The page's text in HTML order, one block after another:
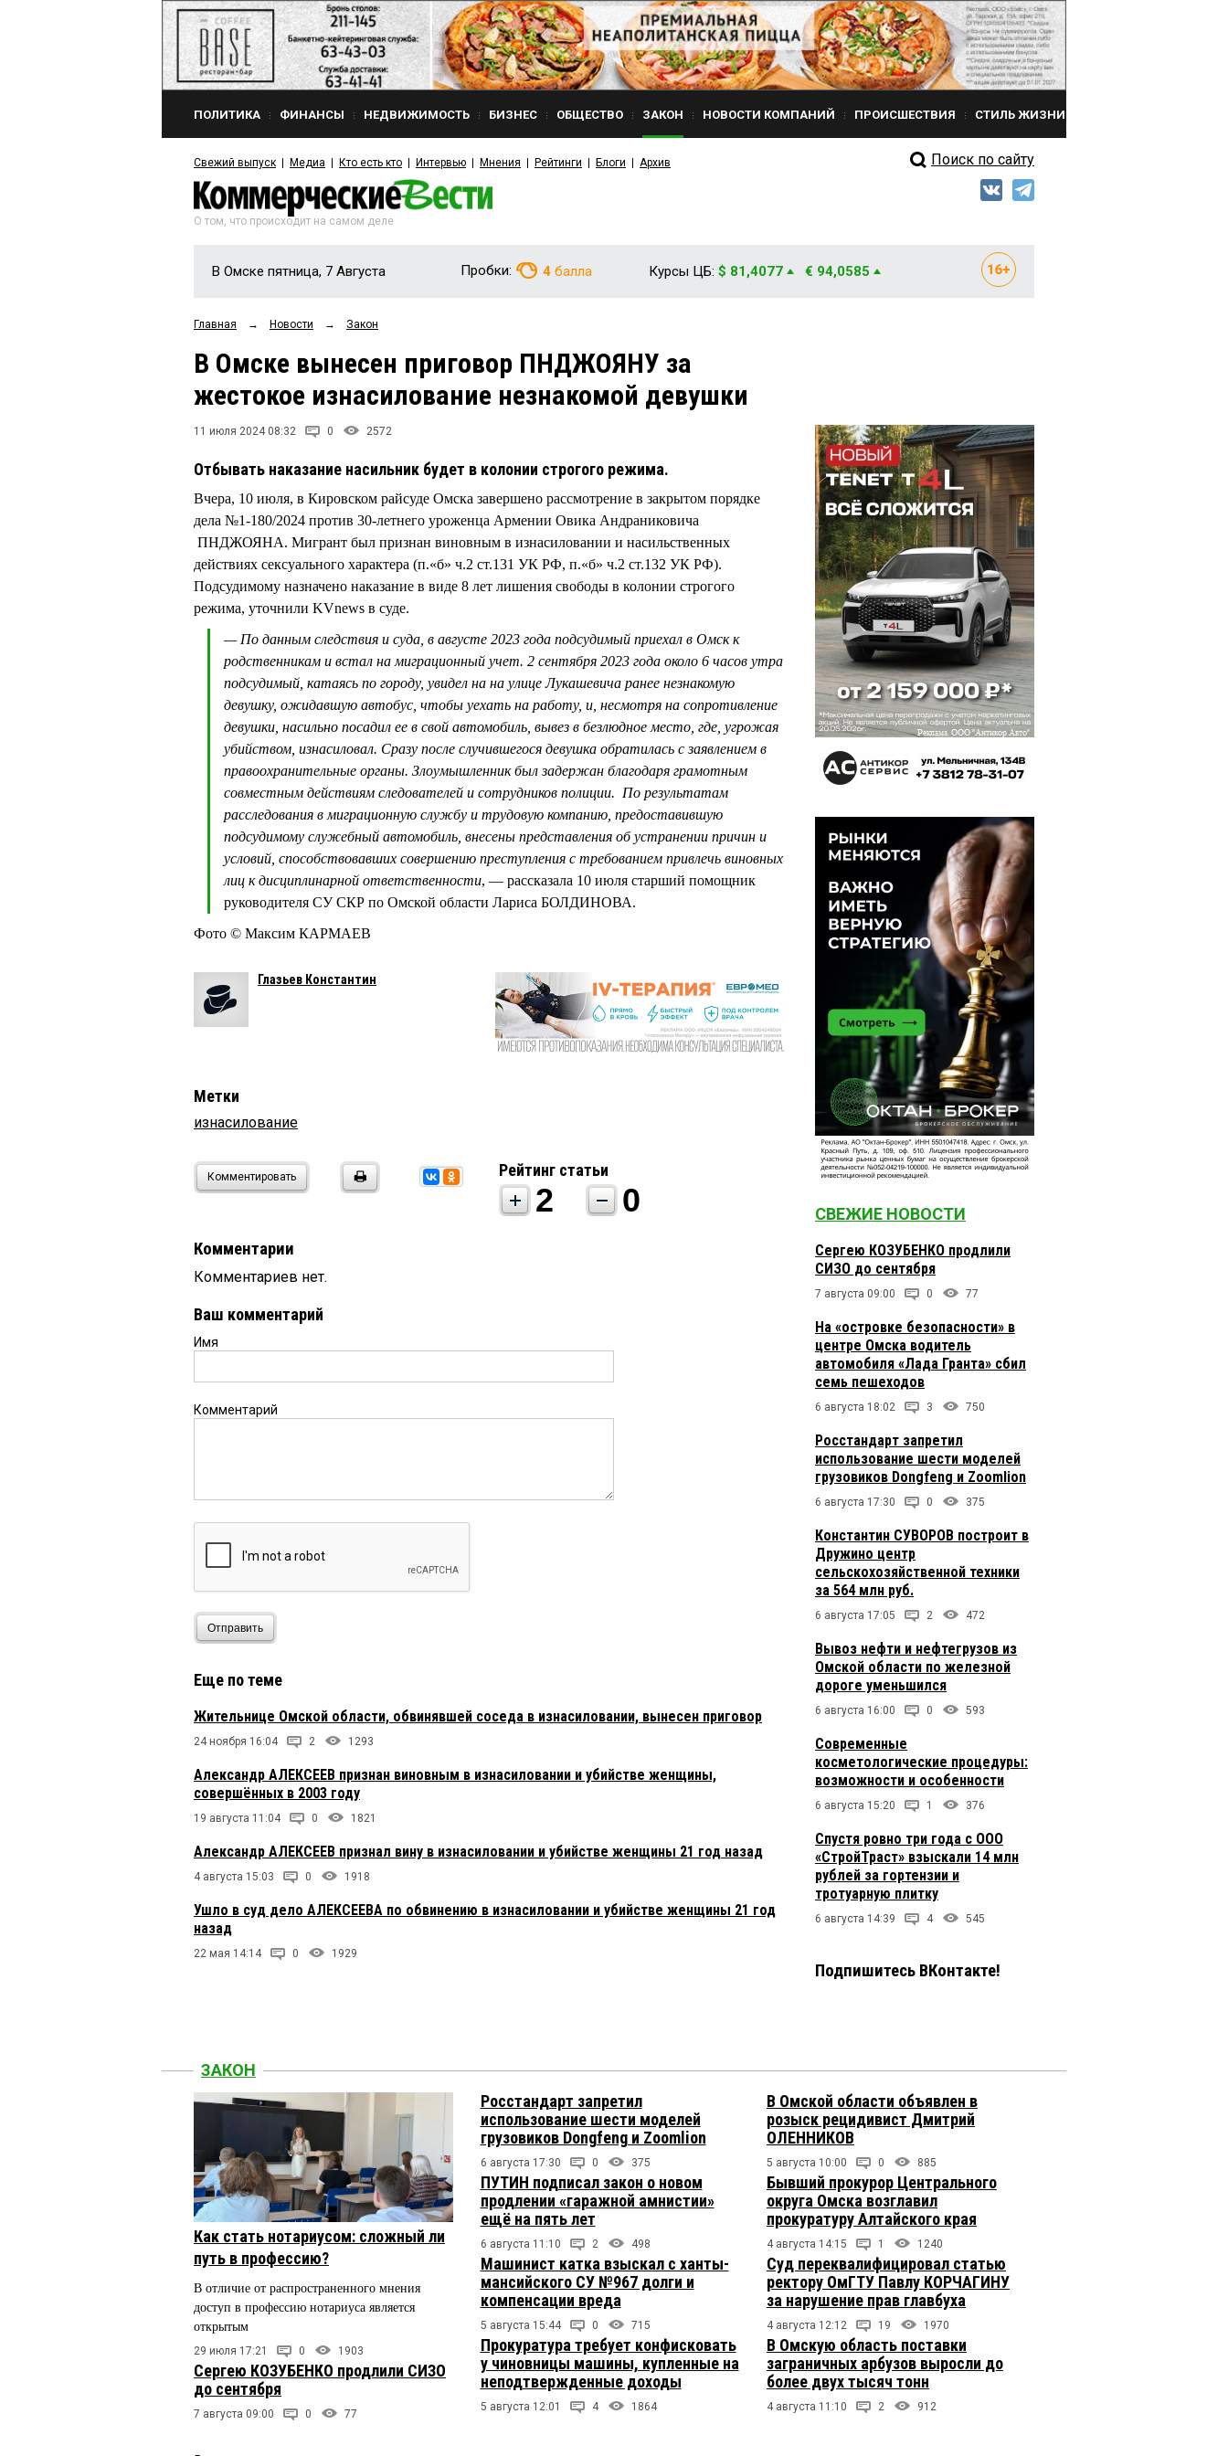
ПОЛИТИКА ФИНАНСЫ НЕДВИЖИМОСТЬ БИЗНЕС ОБЩЕСТВО ЗАКОН НОВОСТИ КОМПАНИЙ ПРОИСШЕСТВИЯ СТИЛЬ ЖИЗНИ
Свежий выпуск Медиа Кто есть кто Интервью Мнения Рейтинги Блоги Архив Поиск по сайту
О том, что происходит на самом деле
В Омске пятница, 7 Августа Пробки: 4 балла Курсы ЦБ: $ 81,4077 € 94,0585
Главная → Новости → Закон
В Омске вынесен приговор ПНДЖОЯНУ за
жестокое изнасилование незнакомой девушки
11 июля 2024 08:32 0 2572
Отбывать наказание насильник будет в колонии строгого режима.
Вчера, 10 июля, в Кировском райсуде Омска завершено рассмотрение в закрытом порядке
дела №1-180/2024 против 30-летнего уроженца Армении Овика Андраниковича
ПНДЖОЯНА. Мигрант был признан виновным в изнасиловании и насильственных
действиях сексуального характера (п.«б» ч.2 ст.131 УК РФ, п.«б» ч.2 ст.132 УК РФ).
Подсудимому назначено наказание в виде 8 лет лишения свободы в колонии строгого
режима, уточнили KVnews в суде.
— По данным следствия и суда, в августе 2023 года подсудимый приехал в Омск к
родственникам и встал на миграционный учет. 2 сентября 2023 года около 6 часов утра
подсудимый, катаясь по городу, увидел на на улице Лукашевича ранее незнакомую
девушку, ожидавшую автобус, чтобы уехать на работу, и, несмотря на сопротивление
девушки, насильно посадил ее в свой автомобиль, вывез в безлюдное место, где, угрожая
убийством, изнасиловал. Сразу после случившегося девушка обратилась с заявлением в
правоохранительные органы. Злоумышленник был задержан благодаря грамотным
совместным действиям следователей и сотрудников полиции. По результатам
расследования в миграционную службу и трудовую компанию, предоставившую
подсудимому служебный автомобиль, внесены представления об устранении причин и
условий, способствовавших совершению преступления с требованием привлечь виновных
лиц к дисциплинарной ответственности, — рассказала 10 июля старший помощник
руководителя СУ СКР по Омской области Лариса БОЛДИНОВА.
Фото © Максим КАРМАЕВ
Глазьев Константин
Метки
изнасилование
Комментировать Рейтинг статьи
2 0
Комментарии
Комментариев нет.
Ваш комментарий
Имя
Комментарий
Отправить
Еще по теме
Жительнице Омской области, обвинявшей соседа в изнасиловании, вынесен приговор
24 ноября 16:04 2 1293
Александр АЛЕКСЕЕВ признан виновным в изнасиловании и убийстве женщины,
совершённых в 2003 году
19 августа 11:04 0 1821
Александр АЛЕКСЕЕВ признал вину в изнасиловании и убийстве женщины 21 год назад
4 августа 15:03 0 1918
Ушло в суд дело АЛЕКСЕЕВА по обвинению в изнасиловании и убийстве женщины 21 год
назад
22 мая 14:14 0 1929
СВЕЖИЕ НОВОСТИ
Сергею КОЗУБЕНКО продлили
СИЗО до сентября
7 августа 09:00 0 77
На «островке безопасности» в
центре Омска водитель
автомобиля «Лада Гранта» сбил
семь пешеходов
6 августа 18:02 3 750
Росстандарт запретил
использование шести моделей
грузовиков Dongfeng и Zoomlion
6 августа 17:30 0 375
Константин СУВОРОВ построит в
Дружино центр
сельскохозяйственной техники
за 564 млн руб.
6 августа 17:05 2 472
Вывоз нефти и нефтегрузов из
Омской области по железной
дороге уменьшился
6 августа 16:00 0 593
Современные
косметологические процедуры:
возможности и особенности
6 августа 15:20 1 376
Спустя ровно три года с ООО
«СтройТраст» взыскали 14 млн
рублей за гортензии и
тротуарную плитку
6 августа 14:39 4 545
Подпишитесь ВКонтакте!
ЗАКОН
Как стать нотариусом: сложный ли
путь в профессию?
В отличие от распространенного мнения
доступ в профессию нотариуса является
открытым
29 июля 17:21 0 1903
Сергею КОЗУБЕНКО продлили СИЗО
до сентября
7 августа 09:00 0 77
Росстандарт запретил
использование шести моделей
грузовиков Dongfeng и Zoomlion
6 августа 17:30 0 375
ПУТИН подписал закон о новом
продлении «гаражной амнистии»
ещё на пять лет
6 августа 11:10 2 498
Машинист катка взыскал с ханты-
мансийского СУ №967 долги и
компенсации вреда
5 августа 15:44 0 715
Прокуратура требует конфисковать
у чиновницы машины, купленные на
неподтвержденные доходы
5 августа 12:01 4 1864
В Омской области объявлен в
розыск рецидивист Дмитрий
ОЛЕННИКОВ
5 августа 10:00 0 885
Бывший прокурор Центрального
округа Омска возглавил
прокуратуру Алтайского края
4 августа 14:15 1 1240
Суд переквалифицировал статью
ректору ОмГТУ Павлу КОРЧАГИНУ
за нарушение прав главбуха
4 августа 12:12 19 1970
В Омскую область поставки
заграничных арбузов выросли до
более двух тысяч тонн
4 августа 11:10 2 912